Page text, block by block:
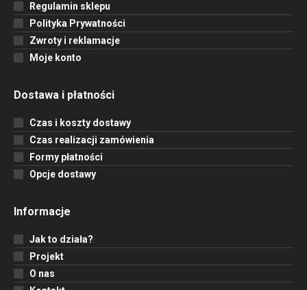
Regulamin sklepu
Polityka Prywatności
Zwroty i reklamacje
Moje konto
Dostawa i płatności
Czas i koszty dostawy
Czas realizacji zamówienia
Formy płatności
Opcje dostawy
Informacje
Jak to działa?
Projekt
O nas